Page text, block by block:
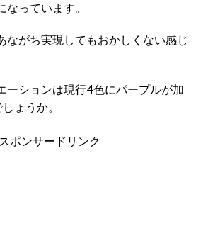
っています。
ながち実現してもおかしくない感じ
ーションは現行4色にパープルが加
ょうか。
スポンサードリンク